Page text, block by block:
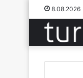
8.08.2026